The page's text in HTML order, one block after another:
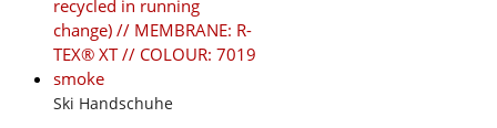
chosen
on
Ski Handschuhe